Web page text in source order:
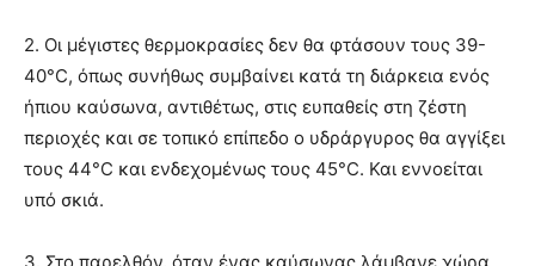
2. Οι μέγιστες θερμοκρασίες δεν θα φτάσουν τους 39-
40°C, όπως συνήθως συμβαίνει κατά τη διάρκεια ενός
ήπιου καύσωνα, αντιθέτως, στις ευπαθείς στη ζέστη
περιοχές και σε τοπικό επίπεδο ο υδράργυρος θα αγγίξει
τους 44°C και ενδεχομένως τους 45°C. Και εννοείται
υπό σκιά.